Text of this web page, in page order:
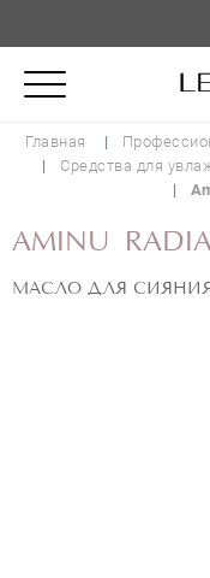
Главная
Средства для
AMINU
МАСЛО ДЛЯ